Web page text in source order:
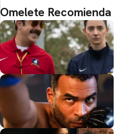
Omelete Recomienda